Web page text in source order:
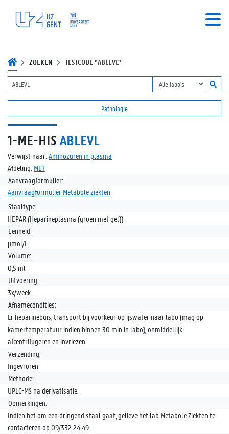
ZOEKEN TESTCODE "ABLEVL"
Pathologie
1-ME-HIS ABLEVL
Verwijst naar: Aminozuren in plasma
Afdeling: MET
Aanvraagformulier:
Aanvraagformulier Metabole ziekten
Staaltype:
HEPAR (Heparineplasma (groen met gel))
Eenheid:
µmol/L
Volume:
0,5 ml
Uitvoering:
3x/week
Afnamecondities:
Li-heparinebuis, transport bij voorkeur op ijswater naar labo (mag op
kamertemperatuur indien binnen 30 min in labo), onmiddellijk
afcentrifugeren en invriezen
Verzending:
Ingevroren
Methode:
UPLC-MS na derivatisatie.
Opmerkingen:
Indien het om een dringend staal gaat, gelieve het lab Metabole Ziekten te
contacteren op 09/332 24 49.